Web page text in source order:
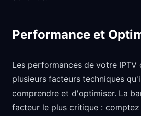
Performance et
Les performances de votre IPTV
plusieurs facteurs techniques
comprendre et d'optimiser. La
facteur le plus critique :